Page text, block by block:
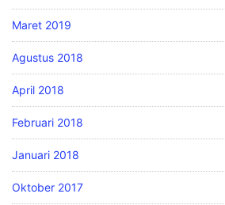
Maret 2019
Agustus 2018
April 2018
Februari 2018
Januari 2018
Oktober 2017